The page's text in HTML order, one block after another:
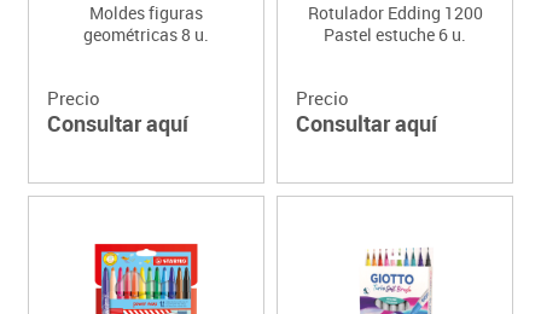
Moldes figuras
geométricas 8 u.
Precio
Consultar aquí
Rotulador Edding 1200
Pastel estuche 6 u.
Precio
Consultar aquí